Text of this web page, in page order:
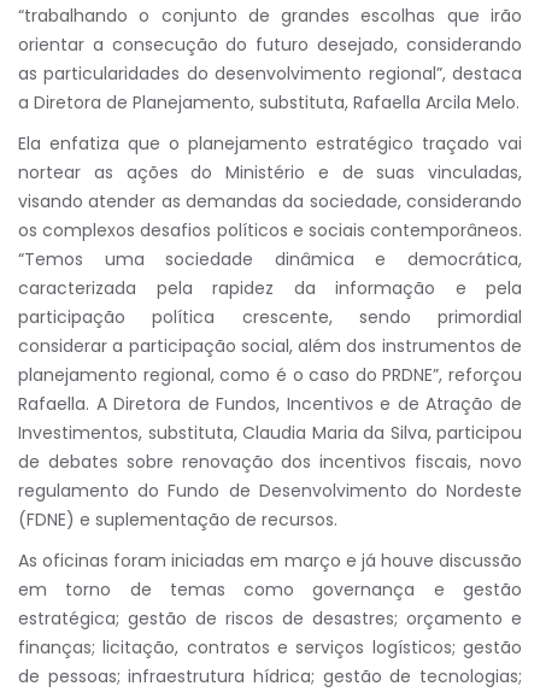
“trabalhando o conjunto de grandes escolhas que irão
orientar a consecução do futuro desejado, considerando
as particularidades do desenvolvimento regional”, destaca
a Diretora de Planejamento, substituta, Rafaella Arcila Melo.
Ela enfatiza que o planejamento estratégico traçado vai
nortear as ações do Ministério e de suas vinculadas,
visando atender as demandas da sociedade, considerando
os complexos desafios políticos e sociais contemporâneos.
“Temos uma sociedade dinâmica e democrática,
caracterizada pela rapidez da informação e pela
participação política crescente, sendo primordial
considerar a participação social, além dos instrumentos de
planejamento regional, como é o caso do PRDNE”, reforçou
Rafaella. A Diretora de Fundos, Incentivos e de Atração de
Investimentos, substituta, Claudia Maria da Silva, participou
de debates sobre renovação dos incentivos fiscais, novo
regulamento do Fundo de Desenvolvimento do Nordeste
(FDNE) e suplementação de recursos.
As oficinas foram iniciadas em março e já houve discussão
em torno de temas como governança e gestão
estratégica; gestão de riscos de desastres; orçamento e
finanças; licitação, contratos e serviços logísticos; gestão
de pessoas; infraestrutura hídrica; gestão de tecnologias;